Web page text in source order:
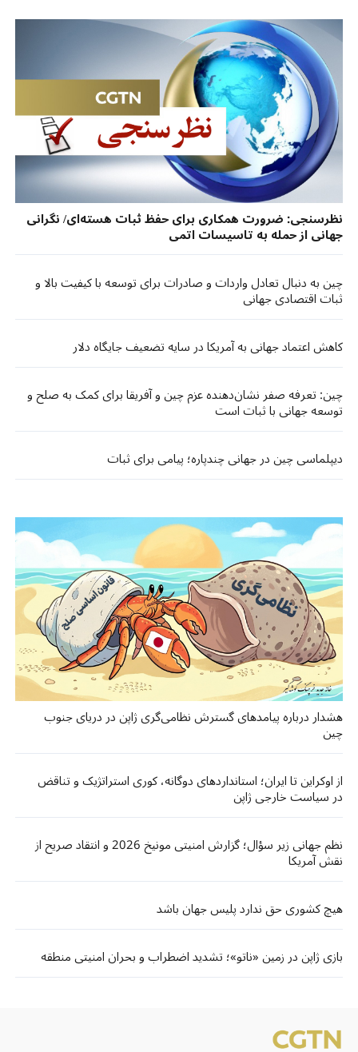
نظرسنجی: ضرورت همکاری برای حفظ ثبات هسته‌ای/ نگرانی
جهانی از حمله به تاسیسات اتمی
چین به دنبال تعادل واردات و صادرات برای توسعه با کیفیت بالا و
ثبات اقتصادی جهانی
کاهش اعتماد جهانی به آمریکا در سایه تضعیف جایگاه دلار
چین: تعرفه صفر نشان‌دهنده عزم چین و آفریقا برای کمک به صلح و
توسعه جهانی با ثبات است
دیپلماسی چین در جهانی چندپاره؛ پیامی برای ثبات
هشدار درباره پیامدهای گسترش نظامی‌گری ژاپن در دریای جنوب
چین
از اوکراین تا ایران؛ استانداردهای دوگانه، کوری استراتژیک و تناقض
در سیاست خارجی ژاپن
نظم جهانی زیر سؤال؛ گزارش امنیتی مونیخ 2026 و انتقاد صریح از
نقش آمریکا
هیچ کشوری حق ندارد پلیس جهان باشد
بازی ژاپن در زمین «ناتو»؛ تشدید اضطراب و بحران امنیتی منطقه